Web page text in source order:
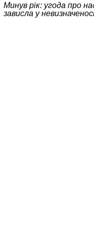
Минув рік: угода про
зависла у